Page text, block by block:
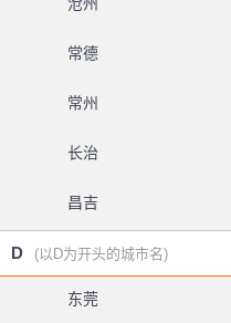
常德
常州
长治
昌吉
D (以D为开头的城市名)
东莞